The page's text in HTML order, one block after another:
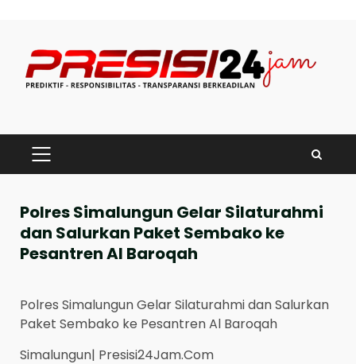
content
PRIMARY
MENU
Polres Simalungun Gelar Silaturahmi
dan Salurkan Paket Sembako ke
Pesantren Al Baroqah
Polres Simalungun Gelar Silaturahmi dan Salurkan
Paket Sembako ke Pesantren Al Baroqah
Simalungun| Presisi24Jam.Com